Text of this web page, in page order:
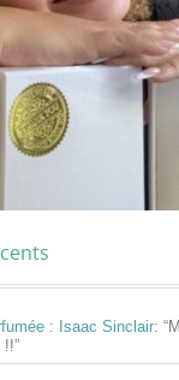
: Isaac Sinclair: “
!!”